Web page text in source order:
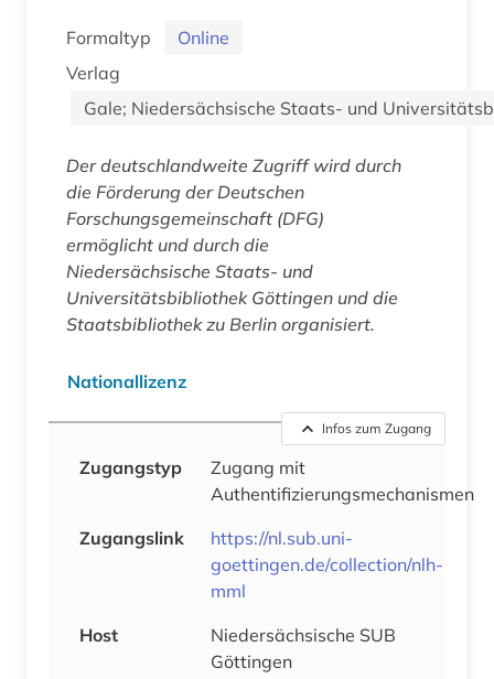
Formaltyp
Online
Verlag
Gale; Niedersächsische Staats- und
Der deutschlandweite Zugriff wird durch
die Förderung der Deutschen
Forschungsgemeinschaft (DFG)
ermöglicht und durch die
Niedersächsische Staats- und
Universitätsbibliothek Göttingen und die
Staatsbibliothek zu Berlin organisiert.
Nationallizenz
Infos zum Zugang
Zugangstyp
Zugang mit
Authentifizierungsmechanismen
Zugangslink
https://nl.sub.uni-
goettingen.de/collection/nlh-
mml
Host
Niedersächsische SUB
Göttingen